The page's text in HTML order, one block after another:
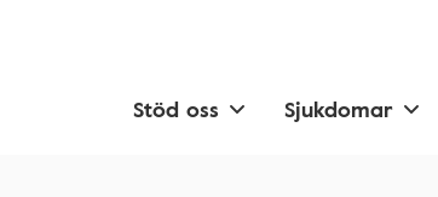
Stöd oss Sjukdomar